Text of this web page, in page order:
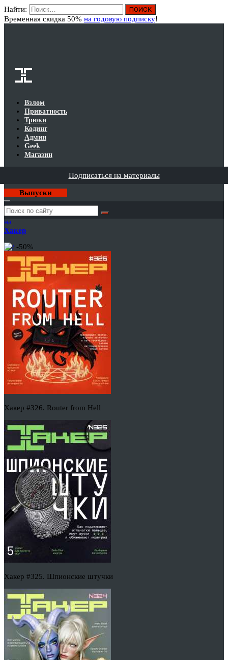
Найти:
Временная скидка 50% на годовую подписку!
Взлом
Приватность
Трюки
Кодинг
Админ
Geek
Магазин
Подписаться на материалы
Выпуски
Годовая
подписка
на
Хакер
-50%
Хакер #326. Router from Hell
Хакер #325. Шпионские штучки